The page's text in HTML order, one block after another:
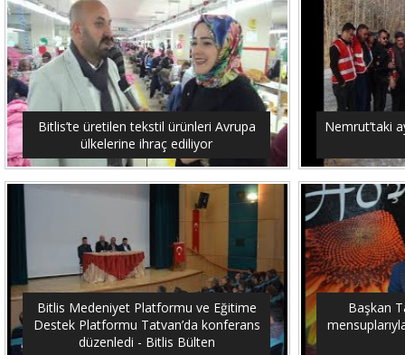
Bitlis’te üretilen tekstil ürünleri Avrupa
ülkelerine ihraç ediliyor
Nemrut’taki
Bitlis Medeniyet Platformu ve Eğitime
Destek Platformu Tatvan’da konferans
düzenledi - Bitlis Bülten
Başkan